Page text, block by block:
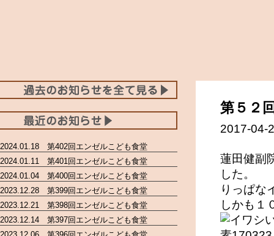
第５２
2017-04-
蓮田健副
した。
りっぱな
しかも１
2024.01.18 第402回エンゼルこども食堂
2024.01.11 第401回エンゼルこども食堂
2024.01.04 第400回エンゼルこども食堂
2023.12.28 第399回エンゼルこども食堂
2023.12.21 第398回エンゼルこども食堂
2023.12.14 第397回エンゼルこども食堂